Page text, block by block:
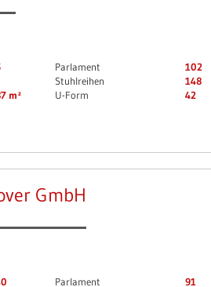
m²
Parlament
102
Stuhlreihen
148
U-Form
42
GmbH
Parlament
91